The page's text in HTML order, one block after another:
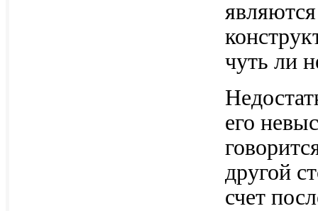
чуть ли
его
другой
счет